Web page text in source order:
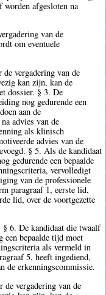
worden afgesloten na
van de
om eventuele
vergadering van de
kan zijn, kan de
dossier. § 3. De
nog gedurende een
aan de
advies van de
als klinisch
advies van de
§ 5. Als de kandidaat
gedurende een bepaalde
vervolledigt
van de professionele
paragraaf 1, eerste lid,
lid, over de voortgezette
§ 6. De kandidaat die twaalf
een bepaalde tijd moet
als vermeld in
5, heeft ingediend,
de erkenningscommissie.
de vergadering van de